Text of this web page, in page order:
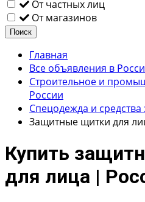
От частных лиц
От магазинов
Поиск
Главная
Все объявления в
Строительное и
России
Спецодежда и
Защитные щитки для
Купить
для лица |